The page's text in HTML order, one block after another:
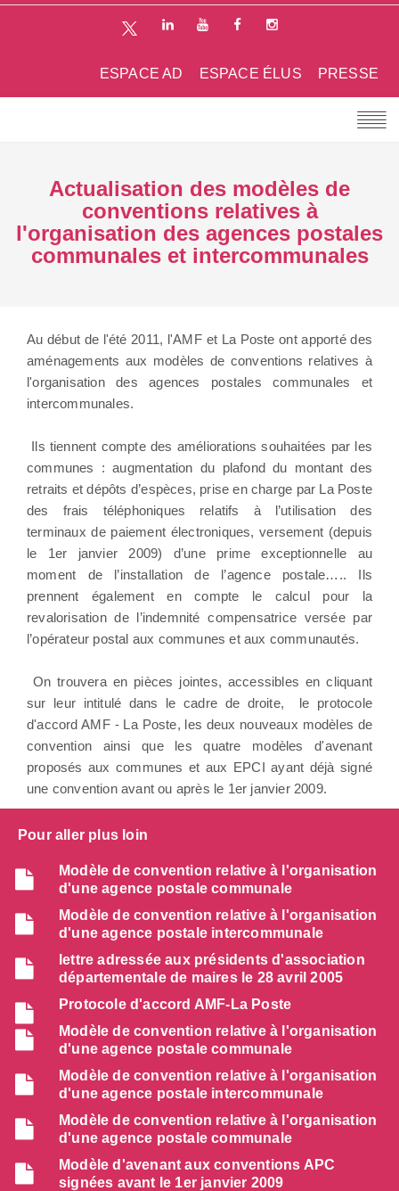
PRESSE
ESPACE ÉLUS
ESPACE AD
Actualisation des modèles de
conventions relatives à
l'organisation des agences postales
communales et intercommunales
Au début de l'été 2011, l'AMF et La Poste ont apporté des
aménagements aux modèles de conventions relatives à
l'organisation des agences postales communales et
intercommunales.
Ils tiennent compte des améliorations souhaitées par les
communes : augmentation du plafond du montant des
retraits et dépôts d’espèces, prise en charge par La Poste
des frais téléphoniques relatifs à l’utilisation des
terminaux de paiement électroniques, versement (depuis
le 1er janvier 2009) d’une prime exceptionnelle au
moment de l’installation de l’agence postale….. Ils
prennent également en compte le calcul pour la
revalorisation de l’indemnité compensatrice versée par
l’opérateur postal aux communes et aux communautés.
On trouvera en pièces jointes, accessibles en cliquant
sur leur intitulé dans le cadre de droite, le protocole
d'accord AMF - La Poste, les deux nouveaux modèles de
convention ainsi que les quatre modèles d'avenant
proposés aux communes et aux EPCI ayant déjà signé
une convention avant ou après le 1er janvier 2009.
Pour aller plus loin
Modèle de convention relative à l'organisation
d'une agence postale communale
Modèle de convention relative à l'organisation
d'une agence postale intercommunale
lettre adressée aux présidents d'association
départementale de maires le 28 avril 2005
Protocole d'accord AMF-La Poste
Modèle de convention relative à l'organisation
d'une agence postale communale
Modèle de convention relative à l'organisation
d'une agence postale intercommunale
Modèle de convention relative à l'organisation
d'une agence postale communale
Modèle d'avenant aux conventions APC
signées avant le 1er janvier 2009